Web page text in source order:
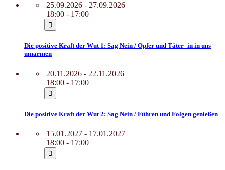
25.09.2026 - 27.09.2026
18:00 - 17:00
Die positive Kraft der Wut 1: Sag Nein / Opfer und Täter_in in uns
umarmen
20.11.2026 - 22.11.2026
18:00 - 17:00
Die positive Kraft der Wut 2: Sag Nein / Führen und Folgen genießen
15.01.2027 - 17.01.2027
18:00 - 17:00